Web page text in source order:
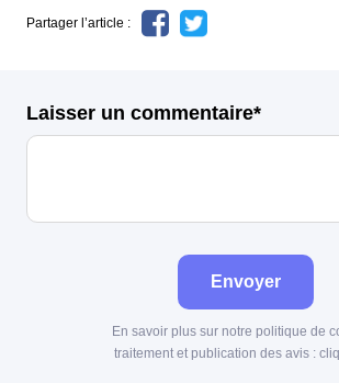
Partager l’article :
Laisser un commentaire*
Envoyer
En savoir plus sur notre politique de
traitement et publication des avis :